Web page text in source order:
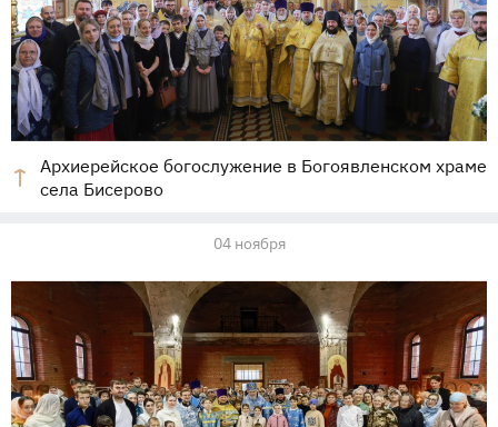
Архиерейское богослужение в Богоявленском храме
села Бисерово
04 ноября